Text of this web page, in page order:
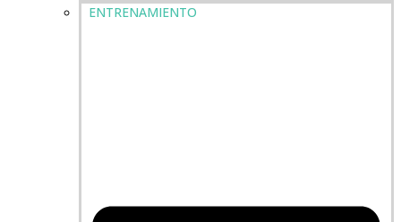
ENTRENAMIENTO